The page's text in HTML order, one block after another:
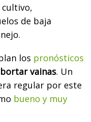
de baja
los pronósticos
vainas. Un
regular por este
bueno y muy